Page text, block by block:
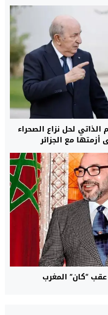
لحل نزاع الصحراء
مع الجزائر
عقب “كان” المغرب